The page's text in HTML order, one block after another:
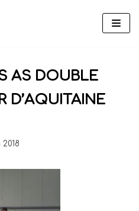
AS DOUBLE
D’AQUITAINE